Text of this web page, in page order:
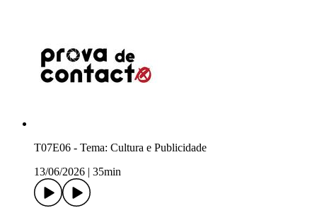
T07E06 - Tema: Cultura e Publicidade
13/06/2026
35min